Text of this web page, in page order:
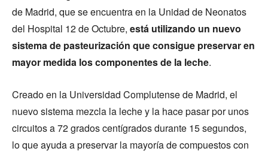
de Madrid, que se encuentra en la Unidad de Neonatos
del Hospital 12 de Octubre, está utilizando un nuevo
sistema de pasteurización que consigue preservar en
mayor medida los componentes de la leche.
Creado en la Universidad Complutense de Madrid, el
nuevo sistema mezcla la leche y la hace pasar por unos
circuitos a 72 grados centígrados durante 15 segundos,
lo que ayuda a preservar la mayoría de compuestos con